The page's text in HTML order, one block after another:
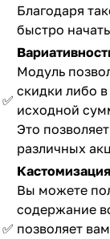
Благодаря
быстро
✅
Модуль
скидки либо
исходной
Это
различных
✅
Вы можете
содержание
позволяет